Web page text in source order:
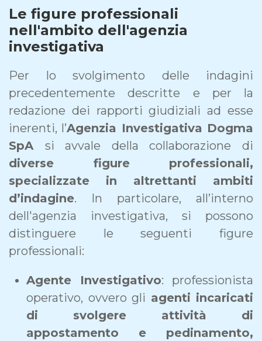
Le figure professionali
nell'ambito dell'agenzia
investigativa
Per lo svolgimento delle indagini
precedentemente descritte e per la
redazione dei rapporti giudiziali ad esse
inerenti, l’Agenzia Investigativa Dogma
SpA si avvale della collaborazione di
diverse figure professionali,
specializzate in altrettanti ambiti
d’indagine. In particolare, all’interno
dell'agenzia investigativa, si possono
distinguere le seguenti figure
professionali:
Agente Investigativo: professionista
operativo, ovvero gli agenti incaricati
di svolgere attività di
appostamento e pedinamento,